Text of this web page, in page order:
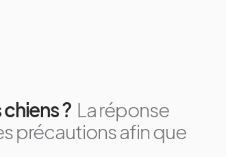
? La réponse
précautions afin que